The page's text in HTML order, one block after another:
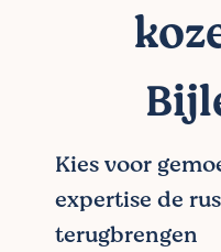
Kies voor
expertise de
terugbrengen